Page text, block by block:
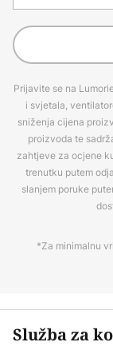
Prijavite se na
i svjetala,
sniženja cijena
proizvoda te
zahtjeve za ocjene
trenutku putem
slanjem poruke
*Za minimalnu
Služba za